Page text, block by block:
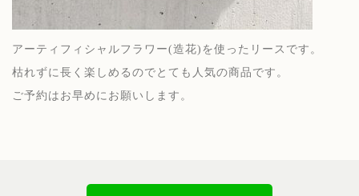
アーティフィシャルフラワー(造花)を使ったリースです。
枯れずに長く楽しめるのでとても人気の商品です。
ご予約はお早めにお願いします。